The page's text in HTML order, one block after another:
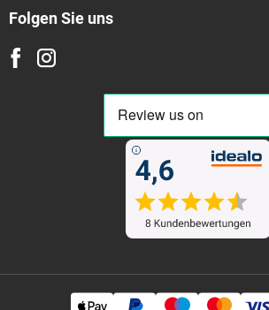
Folgen Sie uns